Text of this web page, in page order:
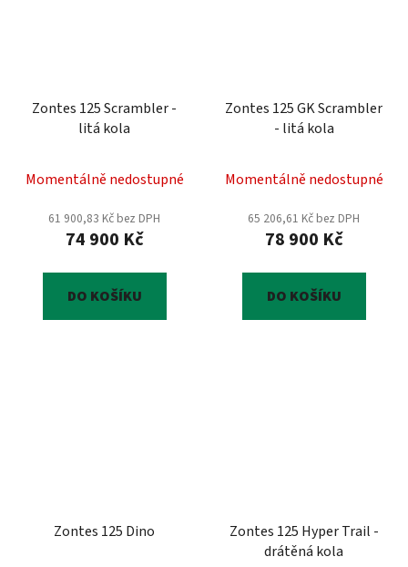
Zontes 125 Scrambler -
litá kola
Momentálně nedostupné
61 900,83 Kč bez DPH
74 900 Kč
DO KOŠÍKU
Zontes 125 GK Scrambler
- litá kola
Momentálně nedostupné
65 206,61 Kč bez DPH
78 900 Kč
DO KOŠÍKU
Zontes 125 Dino
Zontes 125 Hyper Trail -
drátěná kola